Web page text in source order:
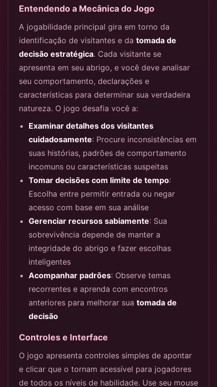
Entendendo a Mecânica do Jogo
A jogabilidade principal gira em torno da
identificação de visitantes e da tomada de
decisão estratégica. Cada visitante se
apresenta em seu abrigo, e você deve analisar
seu comportamento, declarações e
características para determinar sua verdadeira
natureza. O jogo desafia você a:
Examinar detalhes dos visitantes
cuidadosamente: Procure inconsistências em
suas histórias, padrões de comportamento
incomuns ou características suspeitas
Tomar decisões com limite de tempo:
Escolha entre permitir entrada ou negar
acesso com base em sua análise
Gerenciar recursos sabiamente: Sua
sobrevivência depende de manter a
integridade do abrigo e fazer escolhas
inteligentes
Acompanhar padrões: Observe temas
recorrentes e aprenda com encontros
anteriores para melhorar sua tomada de
decisão
Controles e Interface
O jogo apresenta controles simples de apontar
e clicar que o tornam acessível para jogadores
de todos os níveis de habilidade. Use seu mouse